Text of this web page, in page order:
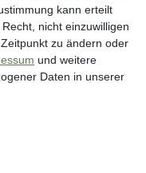
kann erteilt
nicht einzuwilligen
zu ändern oder
und weitere
Daten in unserer